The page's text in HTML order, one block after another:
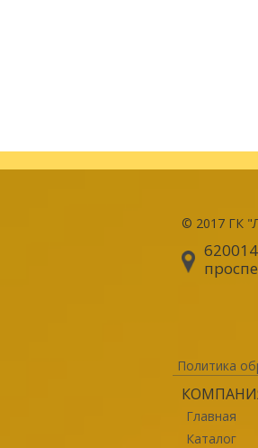
© 2017 ГК
Политика
Главная
Каталог